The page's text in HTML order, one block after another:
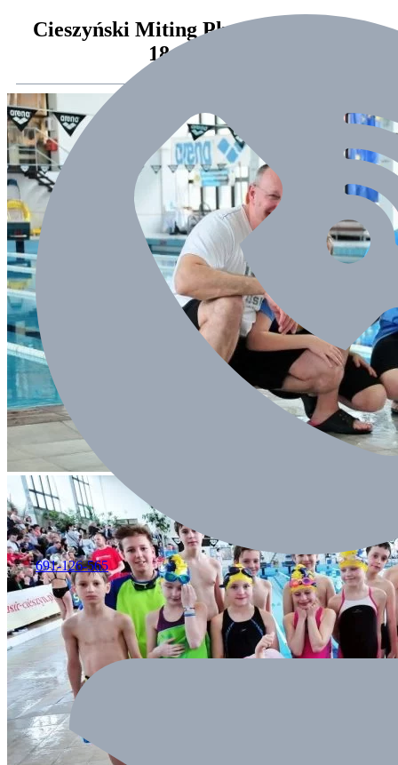
691-126-565
Cieszyński Miting Pływacki Runda I
18.04. 2015